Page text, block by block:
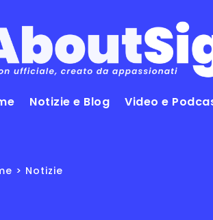
Notizie e Blog Video e
> Notizie